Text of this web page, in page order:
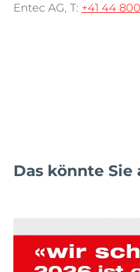
Entec AG, T: +41 44
Das könnte